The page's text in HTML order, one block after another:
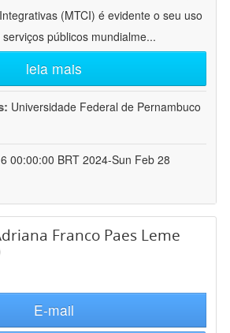
(MTCI) é evidente o seu uso
públicos mundialme...
leia mais
Universidade Federal de Pernambuco
00:00:00 BRT 2024-Sun Feb 28
Franco Paes Leme
E-mail